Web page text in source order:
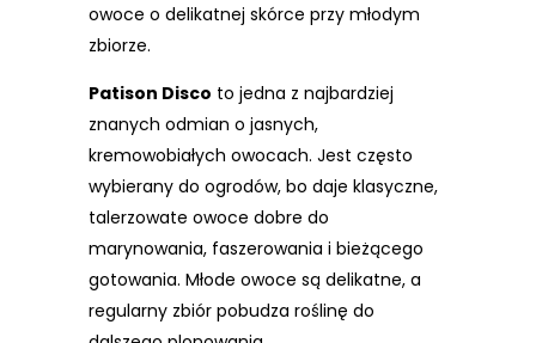
owoce o delikatnej skórce przy młodym
zbiorze.
Patison Disco to jedna z najbardziej
znanych odmian o jasnych,
kremowobiałych owocach. Jest często
wybierany do ogrodów, bo daje klasyczne,
talerzowate owoce dobre do
marynowania, faszerowania i bieżącego
gotowania. Młode owoce są delikatne, a
regularny zbiór pobudza roślinę do